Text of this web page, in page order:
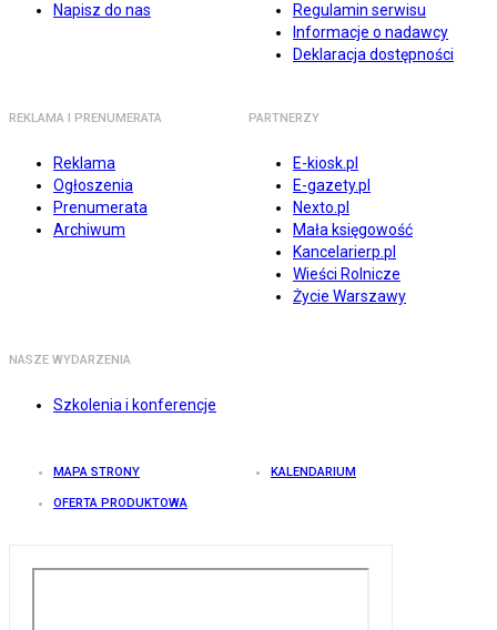
Napisz do nas
Regulamin serwisu
Informacje o nadawcy
Deklaracja dostępności
REKLAMA I PRENUMERATA
Reklama
Ogłoszenia
Prenumerata
Archiwum
PARTNERZY
E-kiosk.pl
E-gazety.pl
Nexto.pl
Mała księgowość
Kancelarierp.pl
Wieści Rolnicze
Życie Warszawy
NASZE WYDARZENIA
Szkolenia i konferencje
MAPA STRONY KALENDARIUM
OFERTA PRODUKTOWA